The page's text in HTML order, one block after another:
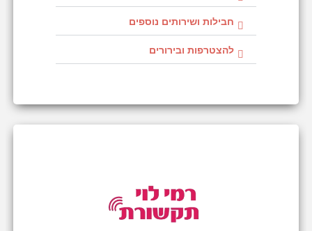
חבילות ושירותים נוספים
להצטרפות ובירורים